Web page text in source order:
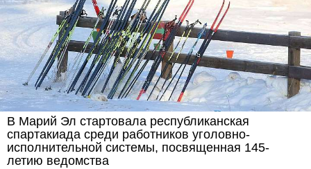
В Марий Эл стартовала республиканская
спартакиада среди работников уголовно-
исполнительной системы, посвященная 145-
летию ведомства